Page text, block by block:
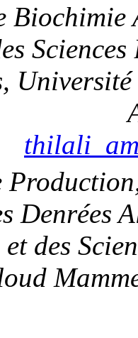
Biochimie
Denrées
des